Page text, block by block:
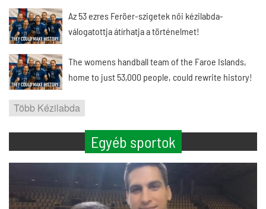
Az 53 ezres Feröer-szigetek női kézilabda-
válogatottja átírhatja a történelmet!
The womens handball team of the Faroe Islands,
home to just 53,000 people, could rewrite history!
Több Kézilabda
Egyéb sportok